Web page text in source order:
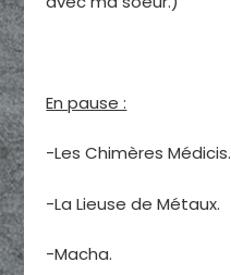
En pause :
-Les Chimères Médicis.
-La Lieuse de Métaux.
-Macha.